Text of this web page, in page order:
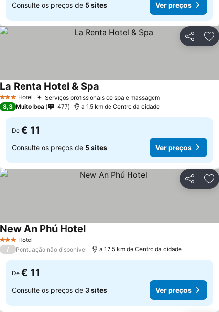
Consulte os preços de 5 sites Ver preços
Partilhar
3 EstrelasHotel Serviços profissionais de spa e massagemVer preços
La Renta Hotel & Spa
8,3 Muito boa 477 a 1.5 km de Centro da cidade
De € 11
Consulte os preços de 5 sites Ver preços
Partilhar
3 EstrelasHotel
New An Phú HotelVer preços
/ Pontuação não disponível a 12.5 km de Centro da cidade
De € 11
Consulte os preços de 3 sites Ver preços